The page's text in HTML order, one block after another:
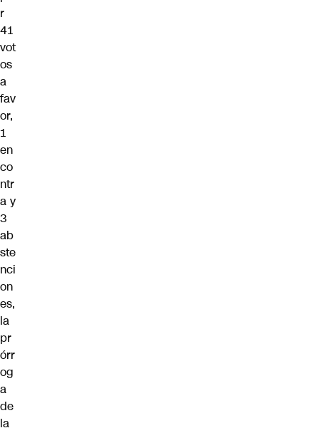
r
41
vot
os
a
fav
or,
1
en
co
ntr
a y
3
ab
ste
nci
on
es,
la
pr
órr
og
a
de
la